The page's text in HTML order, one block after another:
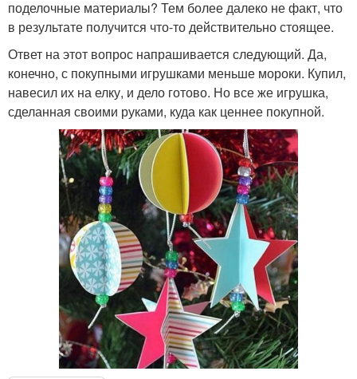
поделочные материалы? Тем более далеко не факт, что
в результате получится что-то действительно стоящее.
Ответ на этот вопрос напрашивается следующий. Да,
конечно, с покупными игрушками меньше мороки. Купил,
навесил их на елку, и дело готово. Но все же игрушка,
сделанная своими руками, куда как ценнее покупной.